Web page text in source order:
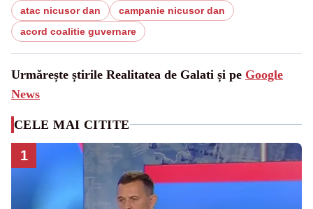
atac nicusor dan
campanie nicusor dan
acord coalitie guvernare
Urmărește știrile Realitatea de Galati și pe Google
News
CELE MAI CITITE
1